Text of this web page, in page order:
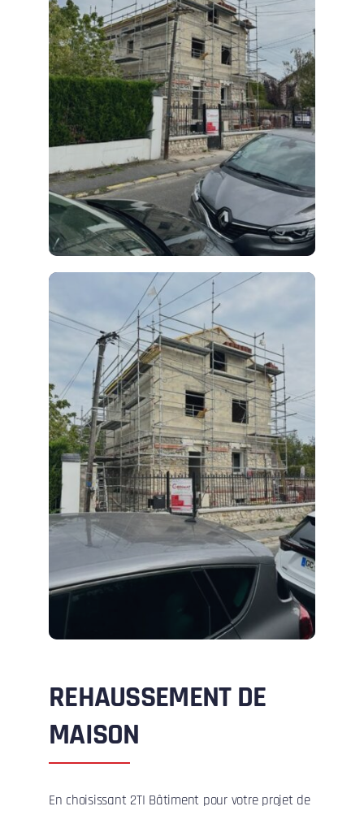
REHAUSSEMENT DE
MAISON
En choisissant 2TI Bâtiment pour votre projet de